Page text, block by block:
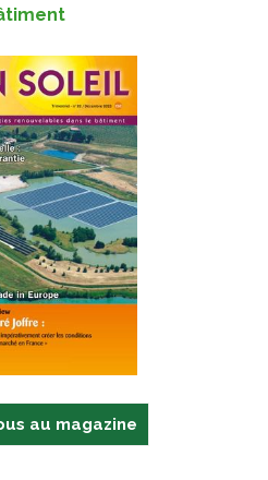
au magazine